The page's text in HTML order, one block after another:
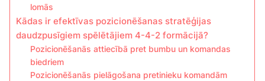
lomās
Kādas ir efektīvas pozicionēšanas stratēģijas
daudzpusīgiem spēlētājiem 4-4-2 formācijā?
Pozicionēšanās attiecībā pret bumbu un komandas
biedriem
Pozicionēšanās pielāgošana pretinieku komandām